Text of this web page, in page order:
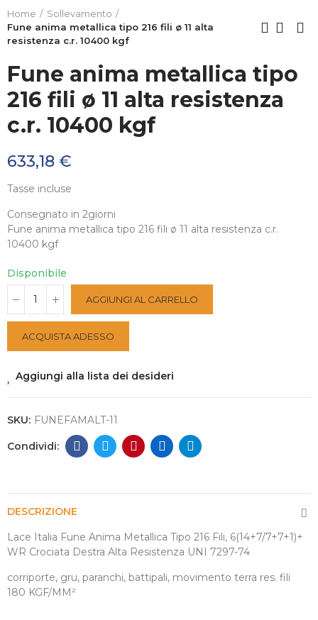
Home
Sollevamento
Fune anima metallica tipo 216 fili ø 11 alta
resistenza c.r. 10400 kgf
Fune anima metallica tipo
216 fili ø 11 alta resistenza
c.r. 10400 kgf
633,18 €
Tasse incluse
Consegnato in 2giorni
Fune anima metallica tipo 216 fili ø 11 alta resistenza c.r.
10400 kgf
Disponibile
AGGIUNGI AL CARRELLO
ACQUISTA ADESSO
Aggiungi alla lista dei desideri
SKU: FUNEFAMALT-11
DESCRIZIONE
Lace Italia Fune Anima Metallica Tipo 216 Fili, 6(14+7/7+7+1)+
WR Crociata Destra Alta Resistenza UNI 7297-74
corriporte, gru, paranchi, battipali, movimento terra res. fili
180 KGF/MM²